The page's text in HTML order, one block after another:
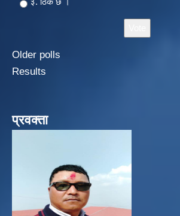
Older polls
Results
प्रवक्ता